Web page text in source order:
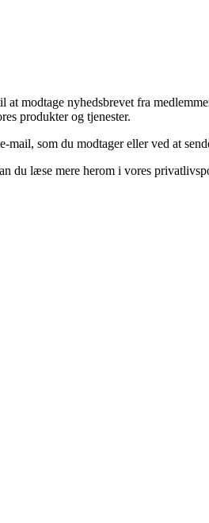
modtage nyhedsbrevet fra
produkter og tjenester.
som du modtager eller ved at
du læse mere herom i vores